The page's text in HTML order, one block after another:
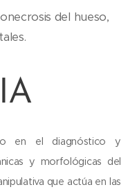
del hueso,
en el diagnóstico y
y morfológicas del
que actúa en las